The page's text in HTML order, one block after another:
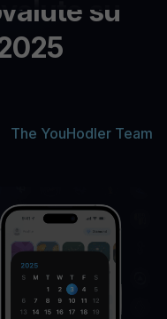
su
The YouHodler Team